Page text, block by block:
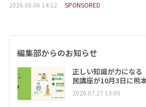
2026.08.06 14:12 SPONSORED
編集部からのお知らせ
正しい知識が力にな
民講座が10月3日に熊
2026.07.27 13:00